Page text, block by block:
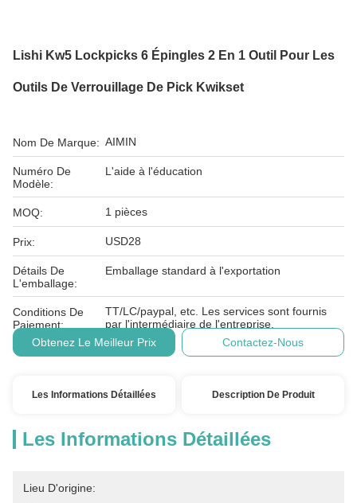
Lishi Kw5 Lockpicks 6 Épingles 2 En 1 Outil Pour Les
Outils De Verrouillage De Pick Kwikset
Nom De Marque: AIMIN
Numéro De
Modèle:
L'aide à l'éducation
MOQ: 1 pièces
Prix: USD28
Détails De
L'emballage:
Emballage standard à l'exportation
Conditions De
Paiement:
TT/LC/paypal, etc. Les services sont fournis
par l'intermédiaire de l'entreprise.
Obtenez Le Meilleur Prix
Contactez-Nous
Les Informations Détaillées Description De Produit
Les Informations Détaillées
Lieu D'origine: